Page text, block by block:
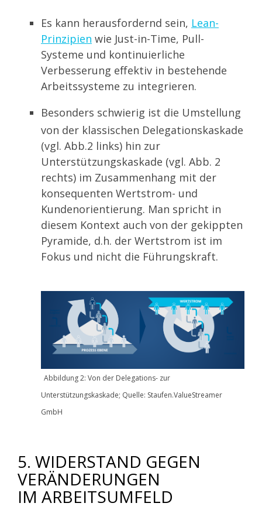
Es kann herausfordernd sein, Lean-
Prinzipien wie Just-in-Time, Pull-
Systeme und kontinuierliche
Verbesserung effektiv in bestehende
Arbeitssysteme zu integrieren.
Besonders schwierig ist die Umstellung
von der klassischen Delegationskaskade
(vgl. Abb.2 links) hin zur
Unterstützungskaskade (vgl. Abb. 2
rechts) im Zusammenhang mit der
konsequenten Wertstrom- und
Kundenorientierung. Man spricht in
diesem Kontext auch von der gekippten
Pyramide, d.h. der Wertstrom ist im
Fokus und nicht die Führungskraft.
Abbildung 2: Von der Delegations- zur
Unterstützungskaskade; Quelle: Staufen.ValueStreamer
GmbH
5. WIDERSTAND GEGEN
VERÄNDERUNGEN
IM ARBEITSUMFELD